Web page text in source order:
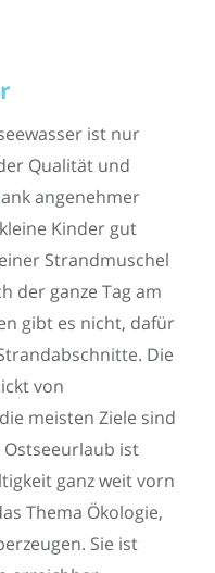
ist nur
Qualität und
angenehmer
Kinder gut
Strandmuschel
der ganze Tag am
gibt es nicht, dafür
Die
von
meisten Ziele sind
ist
ganz weit vorn
Thema Ökologie,
Sie ist